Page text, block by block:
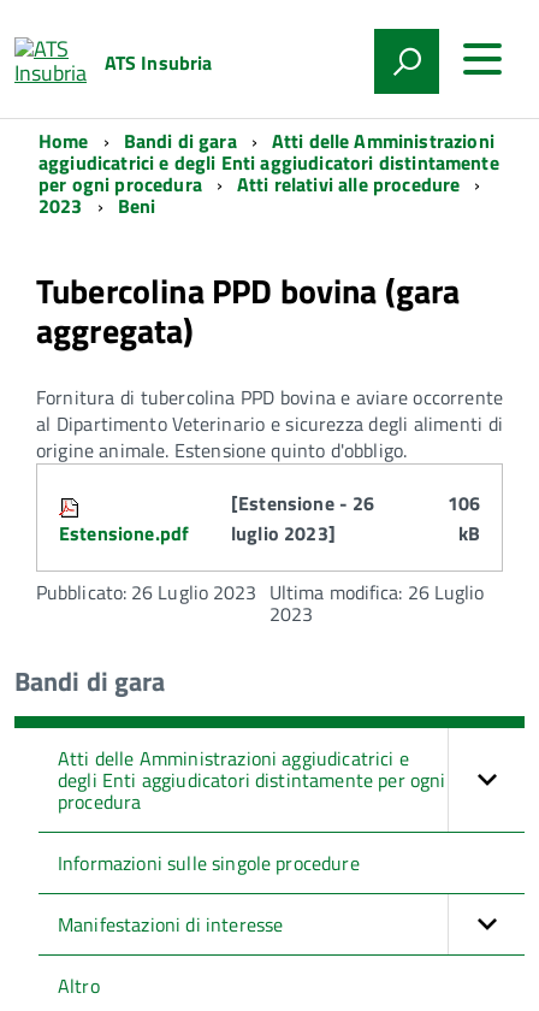
ATS Insubria
Home Bandi di gara Atti delle Amministrazioni
aggiudicatrici e degli Enti aggiudicatori distintamente
per ogni procedura Atti relativi alle procedure
2023 Beni
Tubercolina PPD bovina (gara
aggregata)
Fornitura di tubercolina PPD bovina e aviare occorrente
al Dipartimento Veterinario e sicurezza degli alimenti di
origine animale. Estensione quinto d'obbligo.
Estensione.pdf
[Estensione - 26
luglio 2023]
106
kB
Pubblicato: 26 Luglio 2023 Ultima modifica: 26 Luglio
2023
Bandi di gara
Atti delle Amministrazioni aggiudicatrici e
degli Enti aggiudicatori distintamente per ogni
procedura
Informazioni sulle singole procedure
Manifestazioni di interesse
Altro